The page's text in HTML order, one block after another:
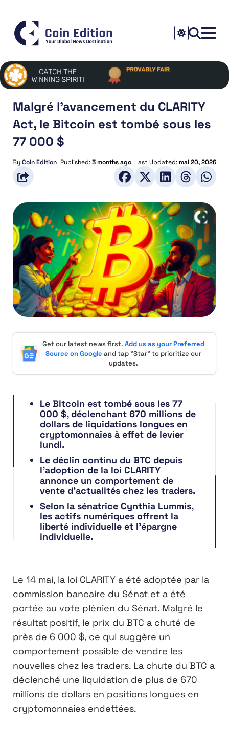
Malgré l’avancement du CLARITY
Act, le Bitcoin est tombé sous les
77 000 $
ByCoin Edition Published:3 months ago Last Updated:mai 20, 2026
Get our latest news first. Add us as your Preferred
Source on Google and tap "Star" to prioritize our
updates.
Le Bitcoin est tombé sous les 77
000 $, déclenchant 670 millions de
dollars de liquidations longues en
cryptomonnaies à effet de levier
lundi.
Le déclin continu du BTC depuis
l’adoption de la loi CLARITY
annonce un comportement de
vente d’actualités chez les traders.
Selon la sénatrice Cynthia Lummis,
les actifs numériques offrent la
liberté individuelle et l’épargne
individuelle.
Le 14 mai, la loi CLARITY a été adoptée par la
commission bancaire du Sénat et a été
portée au vote plénien du Sénat. Malgré le
résultat positif, le prix du BTC a chuté de
près de 6 000 $, ce qui suggère un
comportement possible de vendre les
nouvelles chez les traders. La chute du BTC a
déclenché une liquidation de plus de 670
millions de dollars en positions longues en
cryptomonnaies endettées.